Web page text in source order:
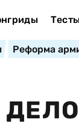
Реформа